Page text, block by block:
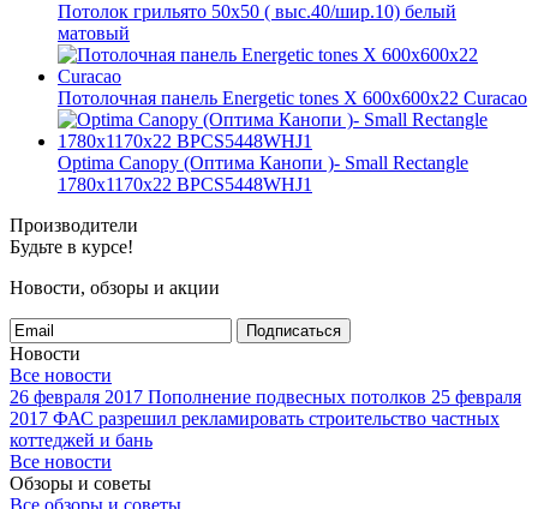
Потолок грильято 50х50 ( выс.40/шир.10) белый
матовый
Потолочная панель Energetic tones X 600x600x22 Curacao
Optima Canopy (Оптима Канопи )- Small Rectangle
1780x1170x22 BPCS5448WHJ1
Производители
Будьте в курсе!
Новости, обзоры и акции
Подписаться
Новости
Все новости
26 февраля 2017 Пополнение подвесных потолков 25 февраля
2017 ФАС разрешил рекламировать строительство частных
коттеджей и бань
Все новости
Обзоры и советы
Все обзоры и советы